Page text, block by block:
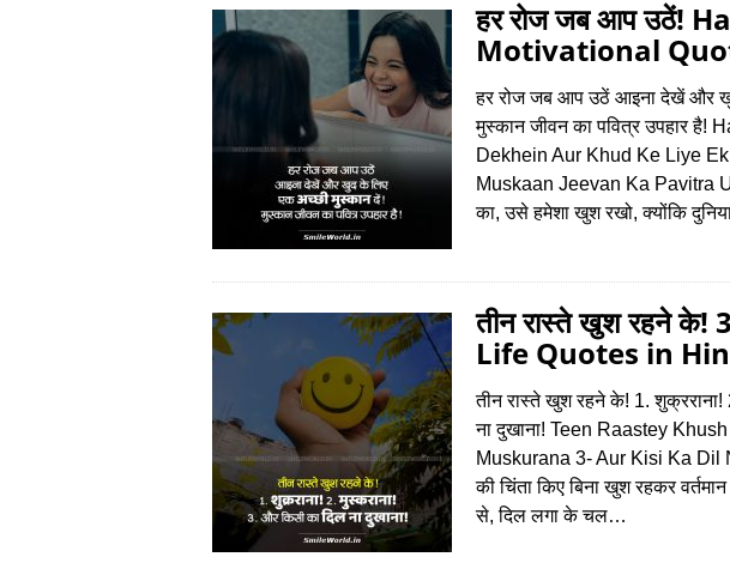
हर रोज जब आप उठें!
Motivational
हर रोज जब आप उठें आइना देखें और
मुस्कान जीवन का पवित्र उपहार
Dekhein Aur Khud Ke Liye
Muskaan Jeevan Ka Pavitra
का, उसे हमेशा खुश रखो, क्योंकि
तीन रास्ते खुश रहने
Life Quotes in
तीन रास्ते खुश रहने के! 1.
ना दुखाना! Teen Raastey
Muskurana 3- Aur Kisi Ka Dil
की चिंता किए बिना खुश रहकर
से, दिल लगा के चल…